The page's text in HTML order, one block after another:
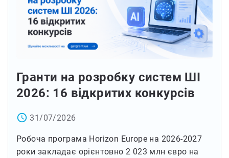
Гранти на розробку систем ШІ
2026: 16 відкритих конкурсів
access_time 31/07/2026
Робоча програма Horizon Europe на 2026-2027
роки закладає орієнтовно 2 023 млн євро на